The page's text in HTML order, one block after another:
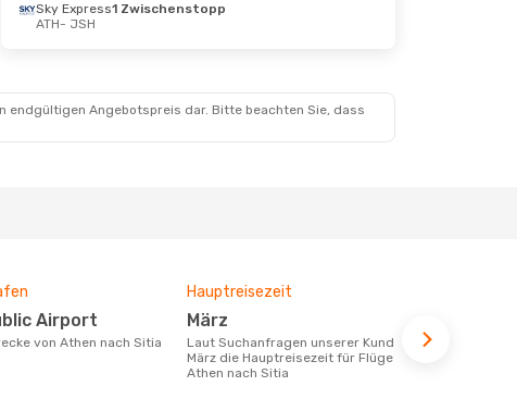
Sky Express1 Zwischenstopp
ATH- JSH
endgültigen Angebotspreis dar. Bitte beachten Sie, dass
Airport
von Athen nach Sitia
Hauptreisezeit
März
Laut Suchanfragen unserer Kunden ist
März die Hauptreisezeit für Flüge von
Athen nach Sitia